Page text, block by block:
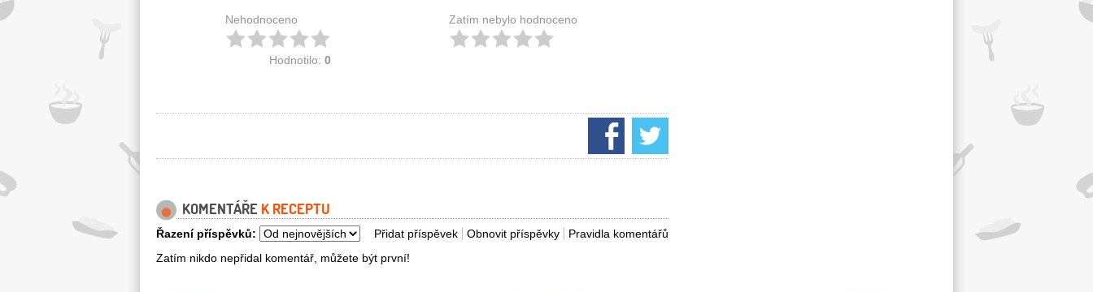
Nehodnoceno
Hodnotilo: 0
Zatím nebylo hodnoceno
KOMENTÁŘE K RECEPTU
Pravidla komentářů
Obnovit příspěvky
Přidat příspěvek
Řazení příspěvků:
Zatím nikdo nepřidal komentář, můžete být první!